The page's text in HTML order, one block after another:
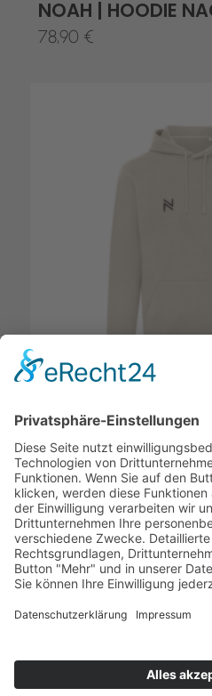
NOAH | HOODIE
78,90 €
NOAH | HOODIE
78,90€